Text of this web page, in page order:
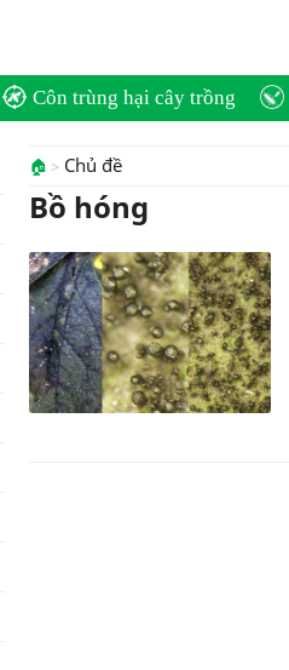
Côn trùng hại cây trồng
🏠 Chủ đề
Bồ hóng